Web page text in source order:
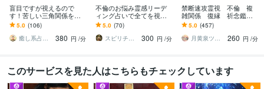
英語 日常会話レベル
盲目ですが視えるので
す！苦しい三角関係を整
理します 三人それぞれの
本音と行き先を視て、あ
なたが選ぶ未来へ導きま
5.0 (106)
癒し系占い師 まるタロー
380 円 /分
不倫のお悩み霊感リーデ
ィング占いで全てを視通
します 綺麗事じゃないの
苦しいの！胸が張り裂け
そうで気持ち抑えれない
5.0 (70)
スピリチュアルカウンセラーすすむ
300 円 /分
禁断速攻霊視 不倫 複
雑関係 復縁 祈念鑑定
承ます お相手の深層心
理 お2人の前世と未来を
一瞬で紐解きます
5.0 (457)
月黄泉ツキヨミ《禁断速攻霊視》
260 円 /分
このサービスを見た人はこちらもチェックしています